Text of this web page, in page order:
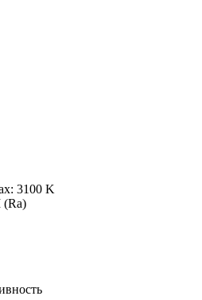
3100 K
(Ra)